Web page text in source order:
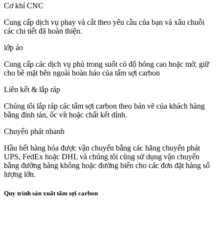
Cơ khí CNC
Cung cấp dịch vụ phay và cắt theo yêu cầu của bạn và xâu chuỗi
các chi tiết đã hoàn thiện.
lớp áo
Cung cấp các dịch vụ phủ trong suốt có độ bóng cao hoặc mờ, giữ
cho bề mặt bên ngoài hoàn hảo của tấm sợi carbon
Liên kết & lắp ráp
Chúng tôi lắp ráp các tấm sợi carbon theo bản vẽ của khách hàng
bằng đinh tán, ốc vít hoặc chất kết dính.
Chuyển phát nhanh
Hầu hết hàng hóa được vận chuyển bằng các hãng chuyển phát
UPS, FedEx hoặc DHL và chúng tôi cũng sử dụng vận chuyển
bằng đường hàng không hoặc đường biển cho các đơn đặt hàng số
lượng lớn.
Quy trình sản xuất tấm sợi carbon